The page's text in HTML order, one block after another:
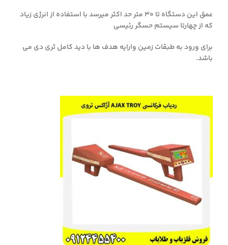
عمق این دستگاه تا 30 متر حد اکثر میرسد با استفاده از انرژی زیاد
که از چهارتا سیستم حسگر رئيسی
برای ورود به طبقات زمین وارایه هدف ها با دید کامل ثری دی می
باشد.